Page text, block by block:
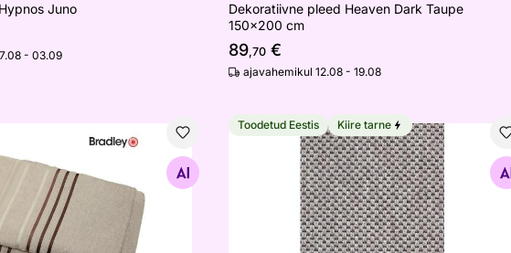
Juno
- 03.09
Dekoratiivne pleed Heaven Dark Taupe
150x200 cm
89,70 €
ajavahemikul 12.08 - 19.08
cm triibulise bordüüriga beež
Otsi sarnaseid
Narma madalsidusvaip Vagabond™ silver
Otsi sarnaseid
Toodetud Eestis Kiire tarne